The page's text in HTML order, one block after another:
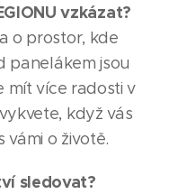
vzkázat?
o prostor, kde
panelákem jsou
mít více radosti v
když vás
o životě.
sledovat?
03.08.2026
HODONÍN
|Město